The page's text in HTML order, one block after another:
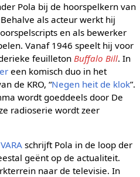
Pola bij de hoorspelkern van
als acteur werkt hij
en als bewerker
Vanaf 1946 speelt hij voor
feuilleton Buffalo Bill. In
een komisch duo in het
de KRO, “Negen heit de klok”.
wordt goeddeels door De
radioserie wordt zeer
VARAschrijft Pola in de loop der
geënt op de actualiteit.
naar de televisie. In